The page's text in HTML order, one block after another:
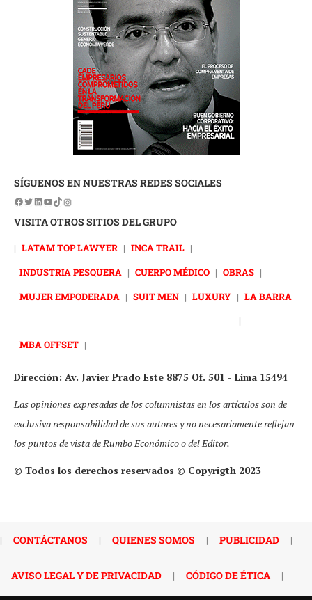
SÍGUENOS EN NUESTRAS REDES SOCIALES
VISITA OTROS SITIOS DEL GRUPO
| LATAM TOP LAWYER | INCA TRAIL |
INDUSTRIA PESQUERA | CUERPO MÉDICO | OBRAS |
MUJER EMPODERADA | SUIT MEN | LUXURY | LA BARRA
|
MBA OFFSET |
Dirección: Av. Javier Prado Este 8875 Of. 501 - Lima 15494
Las opiniones expresadas de los columnistas en los artículos son de
exclusiva responsabilidad de sus autores y no necesariamente reflejan
los puntos de vista de Rumbo Económico o del Editor.
© Todos los derechos reservados © Copyrigth 2023
| CONTÁCTANOS | QUIENES SOMOS | PUBLICIDAD |
AVISO LEGAL Y DE PRIVACIDAD | CÓDIGO DE ÉTICA |